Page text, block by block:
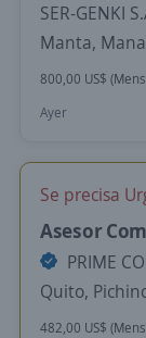
SER-GENKI
Manta,
800,00 US$
Ayer
Se precisa
Asesor
PRIME
Quito,
482,00 US$